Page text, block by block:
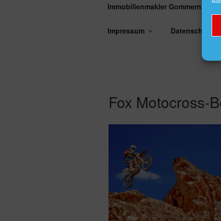
Immobilienmakler Gommern
Impressum
Fox Motocross-